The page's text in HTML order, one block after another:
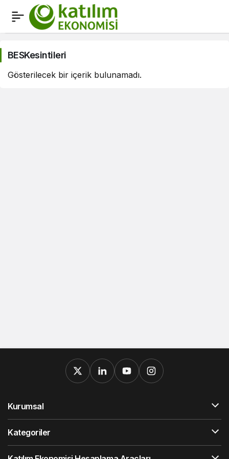
BESKesintileri
Haberleri
BESKesintileri
Gösterilecek bir içerik bulunamadı.
Kurumsal
Kategoriler